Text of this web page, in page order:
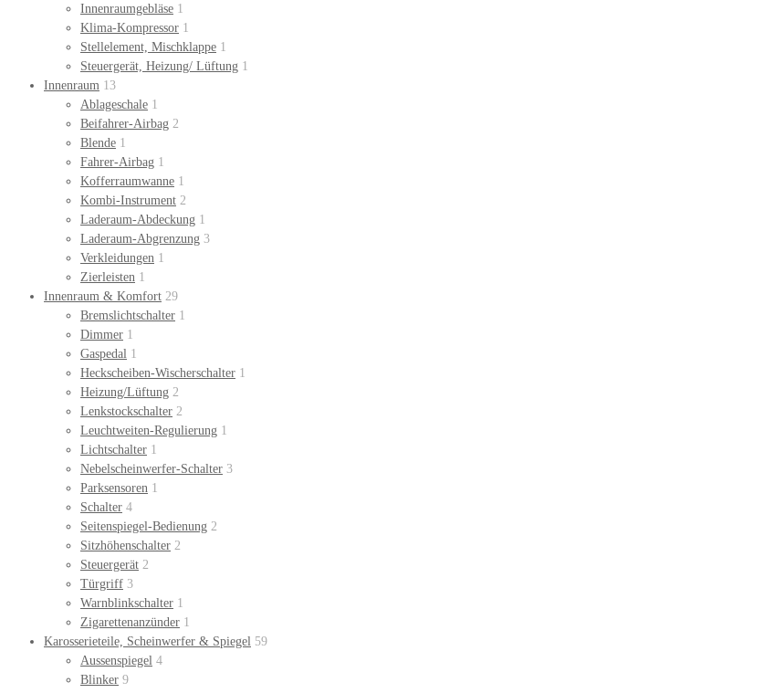
Innenraumgebläse 1
Klima-Kompressor 1
Stellelement, Mischklappe 1
Steuergerät, Heizung/ Lüftung 1
Innenraum 13
Ablageschale 1
Beifahrer-Airbag 2
Blende 1
Fahrer-Airbag 1
Kofferraumwanne 1
Kombi-Instrument 2
Laderaum-Abdeckung 1
Laderaum-Abgrenzung 3
Verkleidungen 1
Zierleisten 1
Innenraum & Komfort 29
Bremslichtschalter 1
Dimmer 1
Gaspedal 1
Heckscheiben-Wischerschalter 1
Heizung/Lüftung 2
Lenkstockschalter 2
Leuchtweiten-Regulierung 1
Lichtschalter 1
Nebelscheinwerfer-Schalter 3
Parksensoren 1
Schalter 4
Seitenspiegel-Bedienung 2
Sitzhöhenschalter 2
Steuergerät 2
Türgriff 3
Warnblinkschalter 1
Zigarettenanzünder 1
Karosserieteile, Scheinwerfer & Spiegel 59
Aussenspiegel 4
Blinker 9